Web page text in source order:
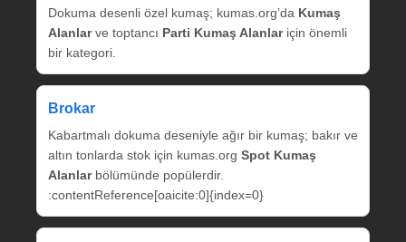
Dokuma desenli özel kumaş; kumas.org’da Kumaş
Alanlarve toptancı Parti Kumaş Alanlariçin önemli
bir kategori.
Brokar
Kabartmalı dokuma deseniyle ağır bir kumaş; bakır ve
altın tonlarda stok için kumas.org Spot Kumaş
Alanlarbölümünde popülerdir.
:contentReference[oaicite:0]{index=0}